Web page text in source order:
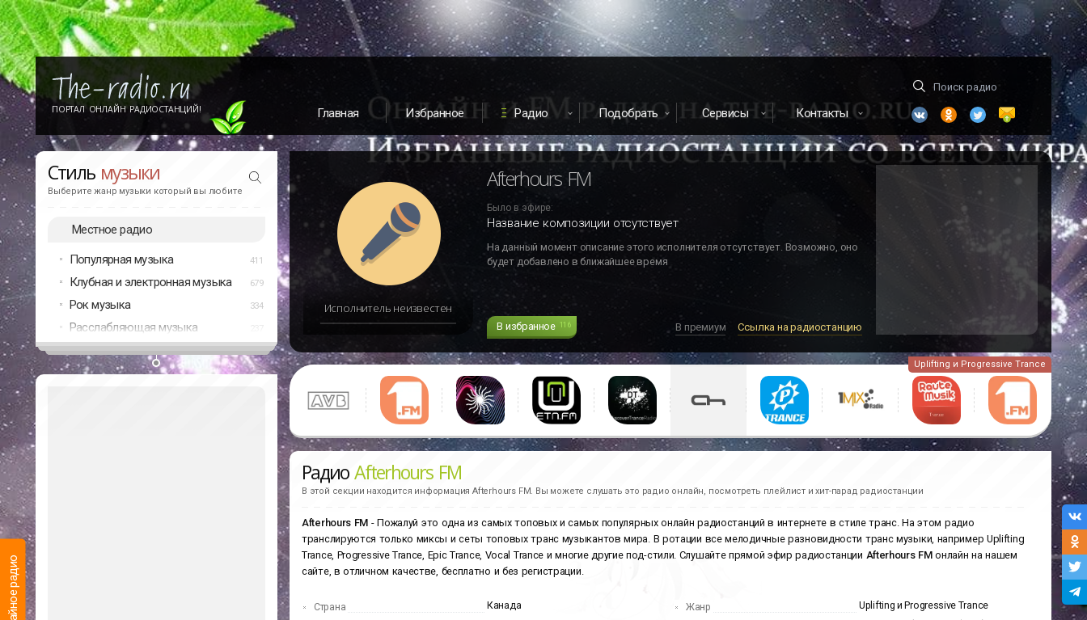
Случайное радио
ПОРТАЛ ОНЛАЙН РАДИОСТАНЦИЙ! Главная Избранное Радио Подобрать Сервисы Контакты
Стиль музыки
Выберите жанр музыки который вы любите
Местное радио
Популярная музыка 411
Клубная и электронная музыка 679
Рок музыка 334
Расслабляющая музыка
Исполнитель неизвестен
Afterhours FM
Было в эфире:
Название композиции отсутствует
На данный момент описание этого исполнителя отсутствует. Возможно, оно
будет добавлено в ближайшее время
В избранное 116 В премиум Ссылка на радиостанцию
Uplifting и Progressive Trance
РадиоAfterhours FM
В этой секции находится информация Afterhours FM. Вы можете слушать это радио онлайн, посмотреть плейлист и хит-парад радиостанции
Afterhours FM - Пожалуй это одна из самых топовых и самых популярных онлайн радиостанций в интернете в стиле транс. На этом радио
транслируются только миксы и сеты топовых транс музыкантов мира. В ротации все мелодичные разновидности транс музыки, например Uplifting
Trance, Progressive Trance, Epic Trance, Vocal Trance и многие другие под-стили. Слушайте прямой эфир радиостанции Afterhours FMонлайн на нашем
сайте, в отличном качестве, бесплатно и без регистрации.
Страна
Канада
Жанр
Uplifting и Progressive Trance